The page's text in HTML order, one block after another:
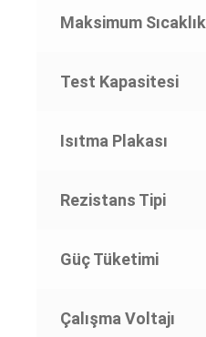
Maksimum Sıcaklık
Test Kapasitesi
Isıtma Plakası
Rezistans Tipi
Güç Tüketimi
Çalışma Voltajı